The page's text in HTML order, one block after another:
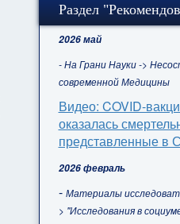
Раздел
2026 май
- На Грани Науки ->
современной Медицины
Видео: COVID-
оказалась
представленные в
2026 февраль
- Материалы
> "Исследования в